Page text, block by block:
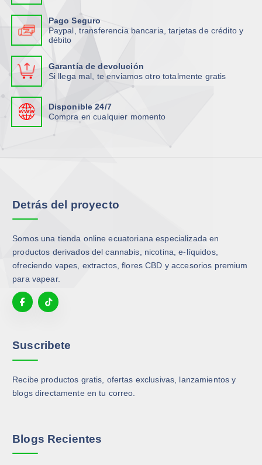
Pago Seguro
Paypal, transferencia bancaria, tarjetas de crédito y
débito
Garantía de devolución
Si llega mal, te enviamos otro totalmente gratis
Disponible 24/7
Compra en cualquier momento
Detrás del proyecto
Somos una tienda online ecuatoriana especializada en
productos derivados del cannabis, nicotina, e-líquidos,
ofreciendo vapes, extractos, flores CBD y accesorios premium
para vapear.
Suscribete
Recibe productos gratis, ofertas exclusivas, lanzamientos y
blogs directamente en tu correo.
Blogs Recientes